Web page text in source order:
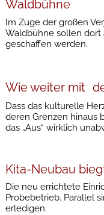
Waldbühne
Im Zuge der großen
Waldbühne sollen dort
geschaffen werden.
Wie weiter mit
Dass das kulturelle
deren Grenzen hinaus
das „Aus“ wirklich
Kita-Neubau
Die neu errichtete
Probebetrieb. Parallel
erledigen.